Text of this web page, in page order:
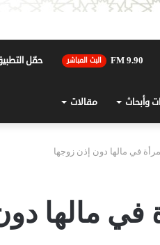
90.FM 9 البث المباشر حمّل
وأبحاث مقالات
في مالها دون إذن زوجها
مالها